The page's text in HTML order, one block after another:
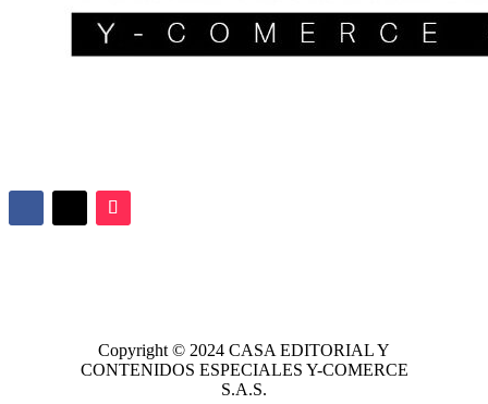
Copyright © 2024 CASA EDITORIALY
CONTENIDOS ESPECIALES Y-COMERCE
S.A.S.